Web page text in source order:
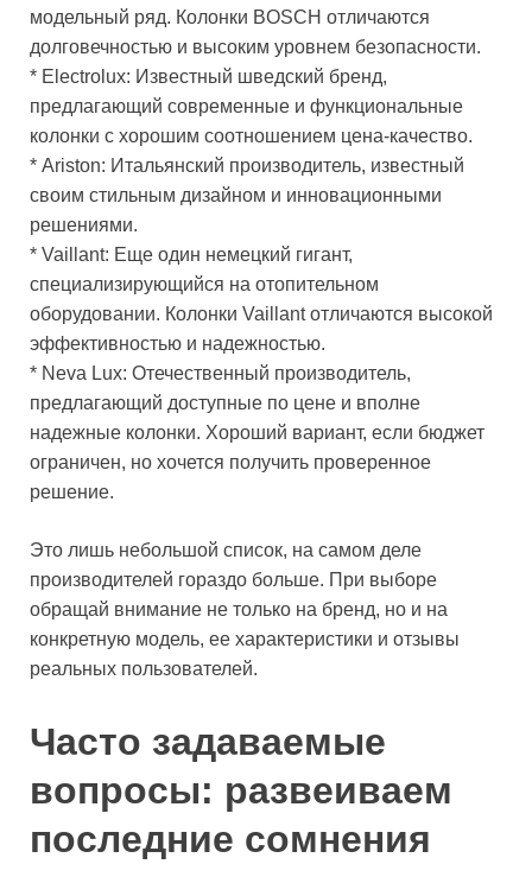
модельный ряд. Колонки BOSCH отличаются
долговечностью и высоким уровнем безопасности.
* Electrolux: Известный шведский бренд,
предлагающий современные и функциональные
колонки с хорошим соотношением цена-качество.
* Ariston: Итальянский производитель, известный
своим стильным дизайном и инновационными
решениями.
* Vaillant: Еще один немецкий гигант,
специализирующийся на отопительном
оборудовании. Колонки Vaillant отличаются высокой
эффективностью и надежностью.
* Neva Lux: Отечественный производитель,
предлагающий доступные по цене и вполне
надежные колонки. Хороший вариант, если бюджет
ограничен, но хочется получить проверенное
решение.
Это лишь небольшой список, на самом деле
производителей гораздо больше. При выборе
обращай внимание не только на бренд, но и на
конкретную модель, ее характеристики и отзывы
реальных пользователей.
Часто задаваемые
вопросы: развеиваем
последние сомнения